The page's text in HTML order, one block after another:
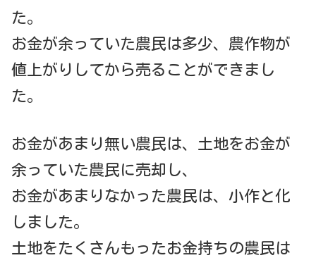
た。
お金が余っていた農民は多少、農作物が
値上がりしてから売ることができまし
た。
お金があまり無い農民は、土地をお金が
余っていた農民に売却し、
お金があまりなかった農民は、小作と化
しました。
土地をたくさんもったお金持ちの農民は